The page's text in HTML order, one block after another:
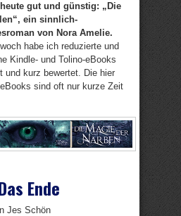
gut und günstig: „Die
ein sinnlich-
von Nora Amelie.
habe ich reduzierte und
Kindle- und Tolino-eBooks
und kurz bewertet. Die hier
sind oft nur kurze Zeit
Ende
Jes Schön